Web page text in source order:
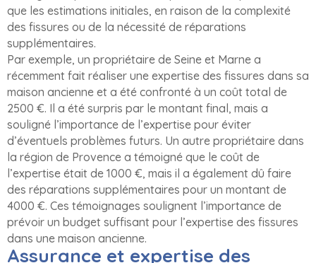
que les estimations initiales, en raison de la complexité
des fissures ou de la nécessité de réparations
supplémentaires.
Par exemple, un propriétaire de Seine et Marne a
récemment fait réaliser une expertise des fissures dans sa
maison ancienne et a été confronté à un coût total de
2500 €. Il a été surpris par le montant final, mais a
souligné l’importance de l’expertise pour éviter
d’éventuels problèmes futurs. Un autre propriétaire dans
la région de Provence a témoigné que le coût de
l’expertise était de 1000 €, mais il a également dû faire
des réparations supplémentaires pour un montant de
4000 €. Ces témoignages soulignent l’importance de
prévoir un budget suffisant pour l’expertise des fissures
dans une maison ancienne.
Assurance et expertise des